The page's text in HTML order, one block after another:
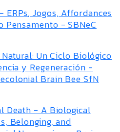
ERPs, Jogos, Affordances
Pensamento - SBNeC
Un Ciclo Biológico
y Regeneración -
Brain Bee SfN
Death - A Biological
Belonging, and